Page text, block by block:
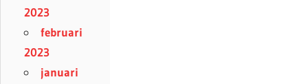
2023
februari
2023
januari